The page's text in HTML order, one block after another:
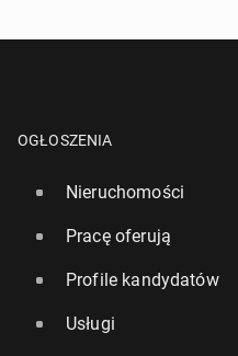
OGŁOSZENIA
Nieruchomości
Pracę oferują
Profile kandydatów
Usługi